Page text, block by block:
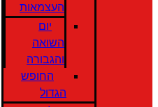
העצמאות
יום
השואה
והגבורה
החופש
הגדול